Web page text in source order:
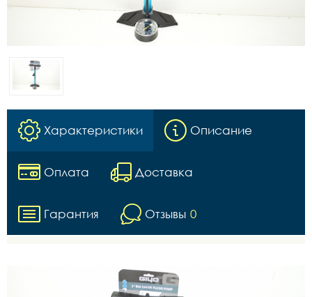
Характеристики Описание
Оплата Доставка
Гарантия Отзывы 0